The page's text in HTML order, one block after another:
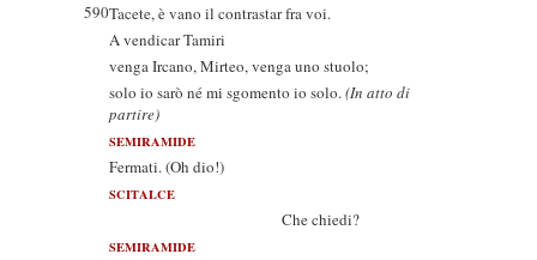
590Tacete, è vano il contrastar fra voi.
A vendicar Tamiri
venga Ircano, Mirteo, venga uno stuolo;
solo io sarò né mi sgomento io solo.(In atto di
partire)
SEMIRAMIDE
Fermati. (Oh dio!)
SCITALCE
Che chiedi?
SEMIRAMIDE